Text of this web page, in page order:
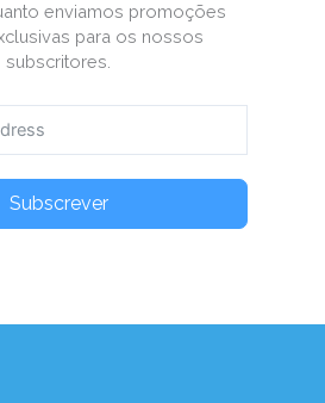
enviamos promoções
para os nossos
subscritores.
Subscrever